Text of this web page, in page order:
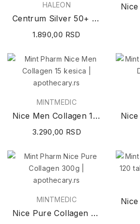
HALEON
Centrum Silver 50+ Women 30 tableta
1.890,00 RSD
MINTMEDIC
Nice Men Collagen 15 kesica
3.290,00 RSD
MINTMEDIC
Nice Pure Collagen 300g